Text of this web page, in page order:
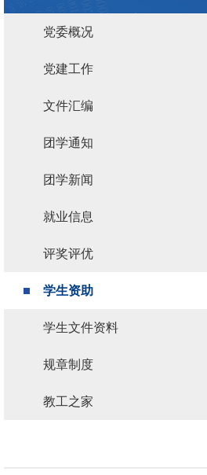
党委概况
党建工作
文件汇编
团学通知
团学新闻
就业信息
评奖评优
学生资助
学生文件资料
规章制度
教工之家